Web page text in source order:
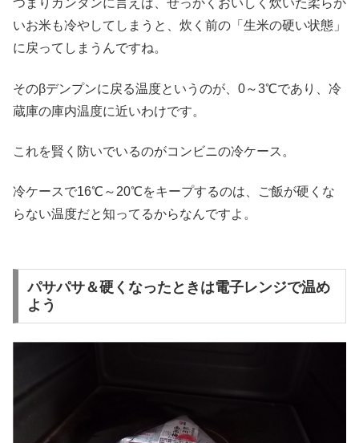
つまりカンタンに言えば、せっかくおいしく炊いた柔らか
いお米も冷やしてしまうと、炊く前の「生米の硬い状態」
に戻ってしまうんですね。
そのβデンプンに戻る温度というのが、0～3℃であり、冷
蔵庫の庫内温度に近いわけです。
これを賢く防いでいるのがコンビニの冷ケース。
冷ケースで16℃～20℃をキープするのは、ご飯が硬くな
らない温度だと知ってるからなんですよ。
パサパサ＆硬くなったときは電子レンジで温め
よう